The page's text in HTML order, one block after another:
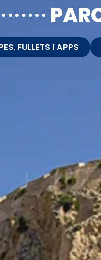
FULLETS I APPS